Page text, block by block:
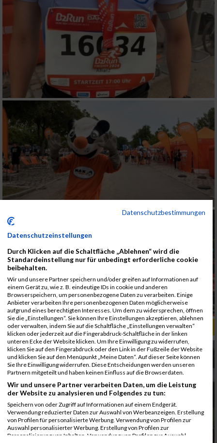
ALBUM B2RUN KÖLN / 05.09.2019
Datenschutzbestimmungen
Datenschutzeinstellungen
Durch Klicken auf die Schaltfläche „Ablehnen“ wird die
Standardeinstellung nur für unbedingt erforderliche cookie
beibehalten.
Wir und unsere Partner speichern und/oder greifen auf Informationen auf
einem Gerät zu, wie z. B. eindeutige IDs in cookie und anderen
Browserspeichern, um personenbezogene Daten zu verarbeiten. Einige
Anbieter verarbeiten Ihre personenbezogenen Daten möglicherweise
aufgrund eines berechtigten Interesses. Um dem zu widersprechen, öffnen
Sie die „Einstellungen“. Sie können Ihre Einstellungen akzeptieren, ablehnen
oder verwalten, indem Sie auf die Schaltfläche „Einstellungen verwalten“
klicken oder jederzeit auf die Fingerabdruck-Schaltfläche in der linken
unteren Ecke der Website klicken. Um Ihre Einwilligung zu widerrufen,
klicken Sie auf den Fingerabdruck oder den Link in der Fußzeile der Website
und klicken Sie auf den Menüpunkt „Meine Daten“. Auf dieser Seite können
Sie Ihre Einwilligung widerrufen. Diese Entscheidungen werden unseren
Partnern mitgeteilt und haben keinen Einfluss auf die Browserdaten.
Wir und unsere Partner verarbeiten Daten, um die Leistung
der Website zu analysieren und Folgendes zu tun:
Speichern von oder Zugriff auf Informationen auf einem Endgerät.
Verwendung reduzierter Daten zur Auswahl von Werbeanzeigen. Erstellung
von Profilen für personalisierte Werbung. Verwendung von Profilen zur
Auswahl personalisierter Werbung. Erstellung von Profilen zur
Personalisierung von Inhalten. Verwendung von Profilen zur Auswahl